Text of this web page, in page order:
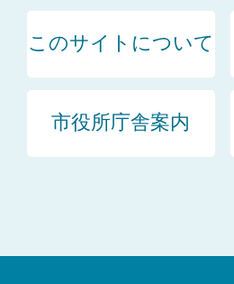
このサイトについて
市役所庁舎案内